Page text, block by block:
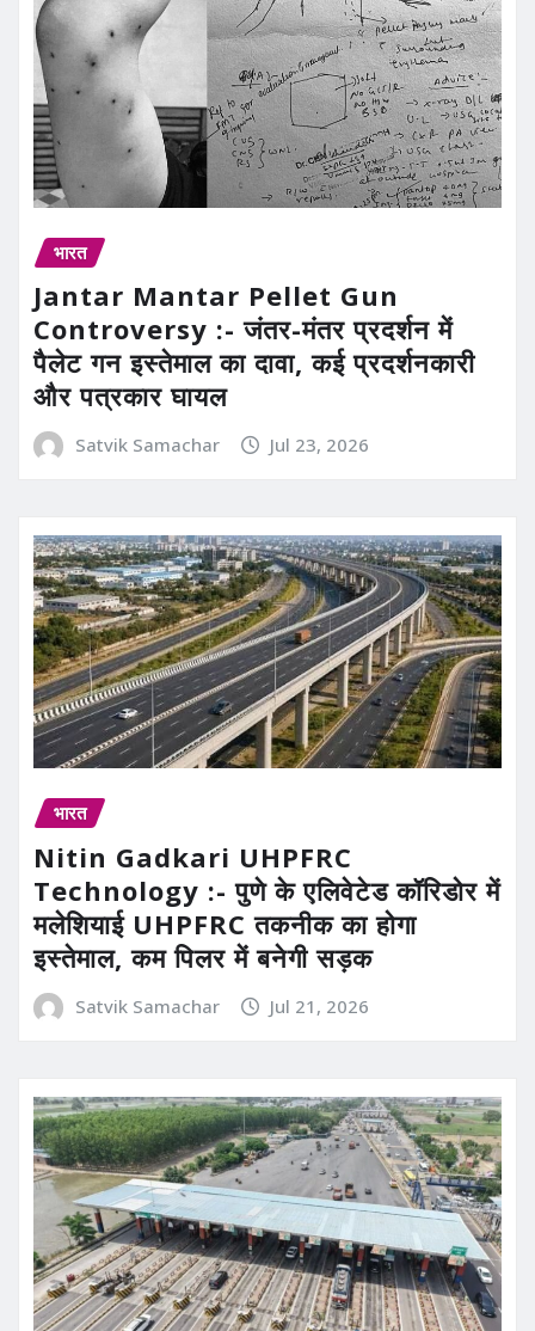
भारत
Jantar Mantar Pellet Gun
Controversy :- जंतर-मंतर प्रदर्शन में
पैलेट गन इस्तेमाल का दावा, कई प्रदर्शनकारी
और पत्रकार घायल
Satvik Samachar Jul 23, 2026
भारत
Nitin Gadkari UHPFRC
Technology :- पुणे के एलिवेटेड कॉरिडोर में
मलेशियाई UHPFRC तकनीक का होगा
इस्तेमाल, कम पिलर में बनेगी सड़क
Satvik Samachar Jul 21, 2026